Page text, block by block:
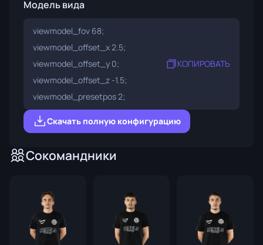
Модель вида
viewmodel_fov 68;
viewmodel_offset_x 2.5;
viewmodel_offset_y 0;
viewmodel_offset_z -1.5;
viewmodel_presetpos 2;
КОПИРОВАТЬ
Скачать полную конфигурацию
Сокомандники